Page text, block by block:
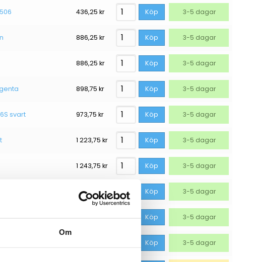
Om
436,25 kr Köp 3-5 dagar
886,25 kr Köp 3-5 dagar
886,25 kr Köp 3-5 dagar
898,75 kr Köp 3-5 dagar
svart 973,75 kr Köp 3-5 dagar
1 223,75 kr Köp 3-5 dagar
1 243,75 kr Köp 3-5 dagar
1 243,75kr Köp 3-5 dagar
Köp 3-5 dagar
Köp 3-5 dagar